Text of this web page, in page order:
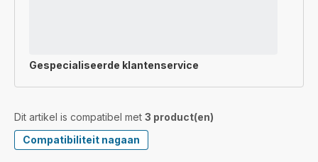
Gespecialiseerde klantenservice
Dit artikel is compatibel met 3 product(en)
Compatibiliteit nagaan